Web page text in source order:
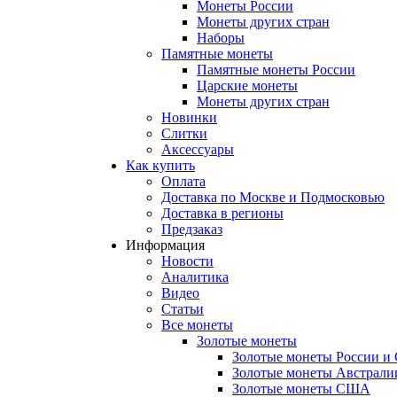
Монеты России
Монеты других стран
Наборы
Памятные монеты
Памятные монеты России
Царские монеты
Монеты других стран
Новинки
Слитки
Аксессуары
Как купить
Оплата
Доставка по Москве и Подмосковью
Доставка в регионы
Предзаказ
Информация
Новости
Аналитика
Видео
Статьи
Все монеты
Золотые монеты
Золотые монеты России
Золотые монеты
Золотые монеты США